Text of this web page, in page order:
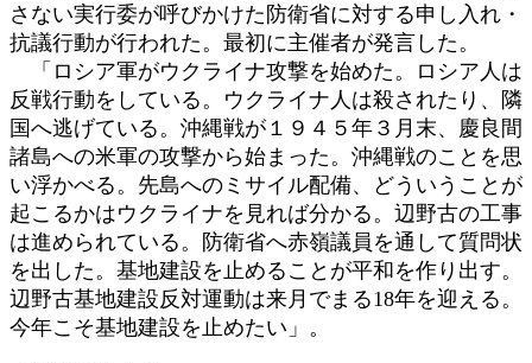
さない実行委が呼びかけた防衛省に対する申し入れ・
抗議行動が行われた。最初に主催者が発言した。
「ロシア軍がウクライナ攻撃を始めた。ロシア人は
反戦行動をしている。ウクライナ人は殺されたり、隣
国へ逃げている。沖縄戦が１９４５年３月末、慶良間
諸島への米軍の攻撃から始まった。沖縄戦のことを思
い浮かべる。先島へのミサイル配備、どういうことが
起こるかはウクライナを見れば分かる。辺野古の工事
は進められている。防衛省へ赤嶺議員を通して質問状
を出した。基地建設を止めることが平和を作り出す。
辺野古基地建設反対運動は来月でまる18年を迎える。
今年こそ基地建設を止めたい」。